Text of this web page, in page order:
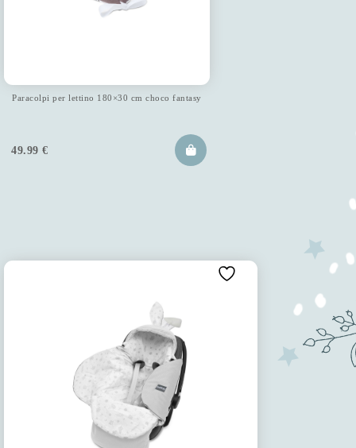
Paracolpi per lettino 180×30 cm choco fantasy
49.99 €